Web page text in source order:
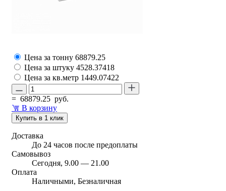
Цена за тонну 68879.25
Цена за штуку 4528.37418
Цена за кв.метр 1449.07422
= 68879.25 руб.
В корзину
Купить в 1 клик
Доставка
До 24 часов после предоплаты
Самовывоз
Сегодня, 9.00 — 21.00
Оплата
Наличными, Безналичная